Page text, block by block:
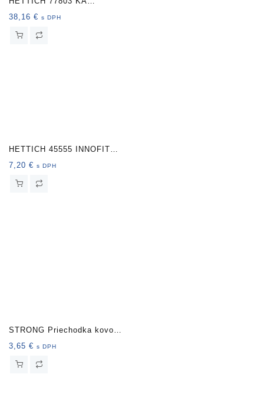
3434/450 pre klávesnicu
20kg
38,16 € s DPH
HETTICH 45555 INNOFIT
START montáž.prípravok
7,20 € s DPH
STRONG Priechodka kovová
69mm hliník
3,65 € s DPH